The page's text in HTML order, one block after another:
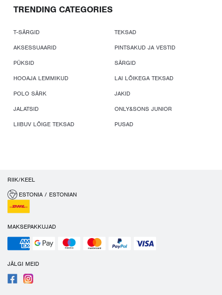
TRENDING CATEGORIES
T-SÄRGID
TEKSAD
AKSESSUAARID
PINTSAKUD JA VESTID
PÜKSID
SÄRGID
HOOAJA LEMMIKUD
LAI LÕIKEGA TEKSAD
POLO SÄRK
JAKID
JALATSID
ONLY&SONS JUNIOR
LIIBUV LÕIGE TEKSAD
PUSAD
RIIK/KEEL
ESTONIA / ESTONIAN
MAKSEPAKKUJAD
JÄLGI MEID